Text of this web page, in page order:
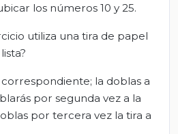
los números 10 y 25.
utiliza una tira de papel
la doblas a
por segunda vez a la
por tercera vez la tira a